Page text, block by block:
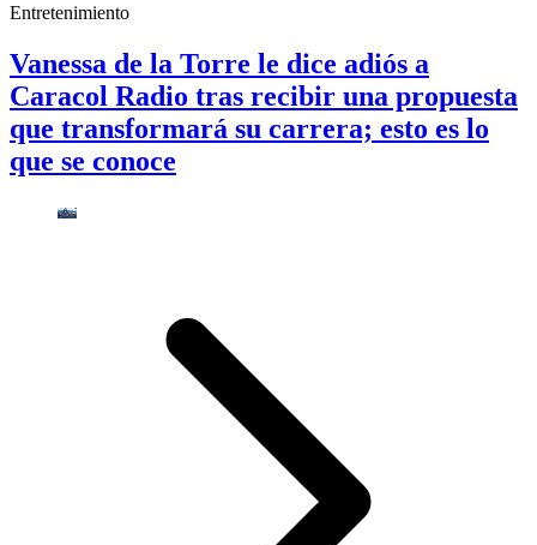
Entretenimiento
Vanessa de la Torre le dice adiós a
Caracol Radio tras recibir una propuesta
que transformará su carrera; esto es lo
que se conoce